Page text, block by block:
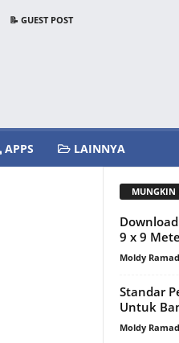
📝 GUEST POST
APPS LAINNYA
MUNGKIN
9 x 9
Moldy
Standar
Untuk
Moldy